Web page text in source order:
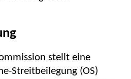
stellt eine
Streitbeilegung (OS)